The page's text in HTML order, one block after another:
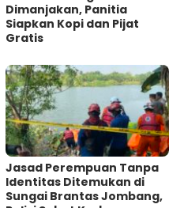
Dimanjakan, Panitia
Siapkan Kopi dan Pijat
Gratis
Jasad Perempuan Tanpa
Identitas Ditemukan di
Sungai Brantas Jombang,